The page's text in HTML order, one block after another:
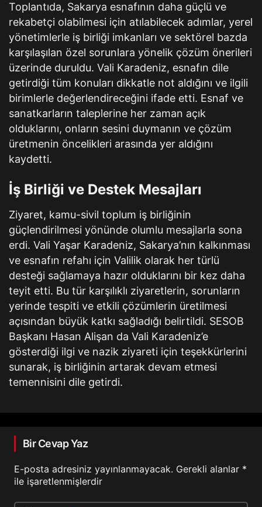
Toplantıda, Sakarya esnafının daha güçlü ve
rekabetçi olabilmesi için atılabilecek adımlar, yerel
yönetimlerle iş birliği imkanları ve sektörel bazda
karşılaşılan özel sorunlara yönelik çözüm önerileri
üzerinde duruldu. Vali Karadeniz, esnafın dile
getirdiği tüm konuları dikkatle not aldığını ve ilgili
birimlerle değerlendireceğini ifade etti. Esnaf ve
sanatkarların taleplerine her zaman açık
olduklarını, onların sesini duymanın ve çözüm
üretmenin öncelikleri arasında yer aldığını
kaydetti.
İş Birliği ve Destek Mesajları
Ziyaret, kamu-sivil toplum iş birliğinin
güçlendirilmesi yönünde olumlu mesajlarla sona
erdi. Vali Yaşar Karadeniz, Sakarya’nın kalkınması
ve esnafın refahı için Valilik olarak her türlü
desteği sağlamaya hazır olduklarını bir kez daha
teyit etti. Bu tür karşılıklı ziyaretlerin, sorunların
yerinde tespiti ve etkili çözümlerin üretilmesi
açısından büyük katkı sağladığı belirtildi. SESOB
Başkanı Hasan Alişan da Vali Karadeniz’e
gösterdiği ilgi ve nazik ziyareti için teşekkürlerini
sunarak, iş birliğinin artarak devam etmesi
temennisini dile getirdi.
Bir Cevap Yaz
E-posta adresiniz yayınlanmayacak. Gerekli alanlar *
ile işaretlenmişlerdir